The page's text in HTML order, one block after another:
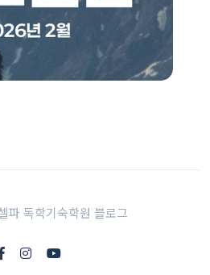
파 독학기숙학원 블로그